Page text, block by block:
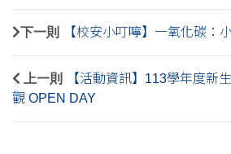
下一則 【校安小叮嚀】一氧化碳：
上一則
【活動資訊】113學年度新
觀 OPEN DAY